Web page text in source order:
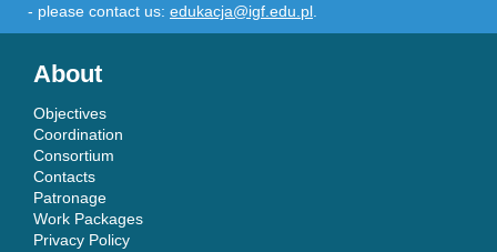
- please contact us: edukacja@igf.edu.pl
About
Objectives
Coordination
Consortium
Contacts
Patronage
Work Packages
Privacy Policy